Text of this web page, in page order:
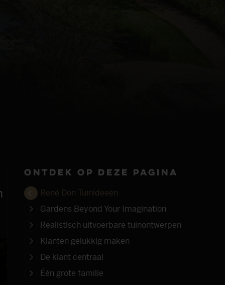
Ontdek op deze pagina
René Don Tuinideeën
Gardens Beyond Your Imagination
Realistisch uitvoerbare tuinontwerpen
Klanten gelukkig maken
De klant centraal
Één grote familie